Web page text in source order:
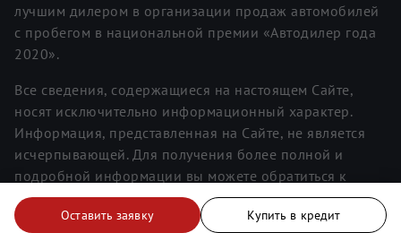
Оставить заявку Купить в кредит
лучшим дилером в организации продаж автомобилей
с пробегом в национальной премии «Автодилер года
2020».
Все сведения, содержащиеся на настоящем Сайте,
носят исключительно информационный характер.
Информация, представленная на Сайте, не является
исчерпывающей. Для получения более полной и
подробной информации вы можете обратиться к
менеджерам. Информация о ценах не является
публичной офертой.